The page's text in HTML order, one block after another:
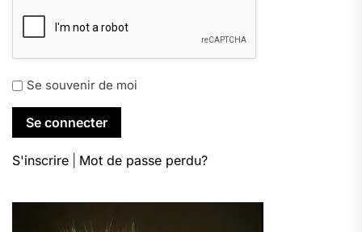
Se souvenir de moi
S'inscrire Mot de passe perdu?